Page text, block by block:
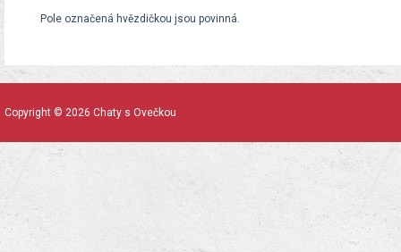
Pole označená hvězdičkou jsou povinná.
Copyright © 2026 Chaty s Ovečkou